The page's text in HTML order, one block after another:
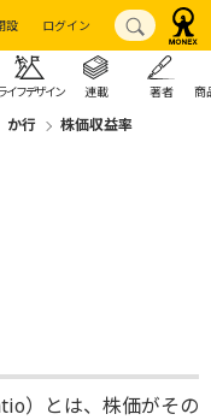
設 ログイン
イフデザイン 連載 著者 商
か行 株価収益率
）とは、株価がその